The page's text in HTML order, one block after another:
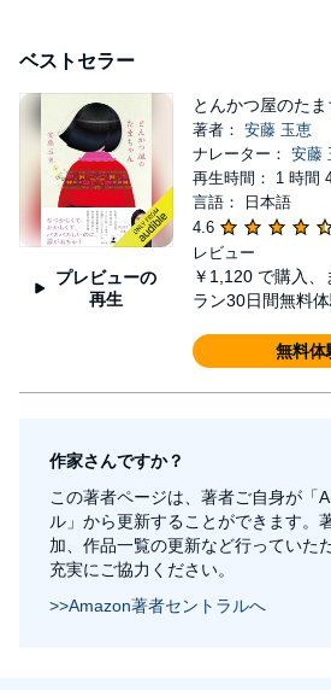
ベストセラー
プレビューの
再生
とんかつ屋のた
著者： 安藤 玉恵
ナレーター： 安藤
再生時間： 1 時間
言語： 日本語
4.6
レビュー
￥1,120 で購入、
ラン30日間無料
無料体
作家さんですか？
この著者ページは、著者ご自身が「
ル」から更新することができます。
加、作品一覧の更新など行っていた
充実にご協力ください。
>>Amazon著者セントラルへ